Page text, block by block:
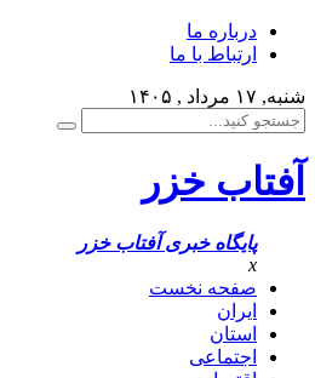
درباره ما
ارتباط با ما
شنبه, ۱۷ مرداد , ۱۴۰۵
آفتاب خزر
پایگاه خبری آفتاب خزر
x
صفحه نخست
ایران
استان
اجتماعی